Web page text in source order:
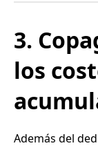
3.
los
Además del